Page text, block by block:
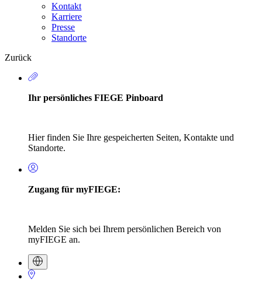
Secondary
Navigation
Kontakt
Karriere
Presse
Standorte
Zurück
Ihr persönliches FIEGE Pinboard
Hier finden Sie Ihre gespeicherten Seiten, Kontakte und
Standorte.
Zugang für myFIEGE:
Melden Sie sich bei Ihrem persönlichen Bereich von
myFIEGE an.